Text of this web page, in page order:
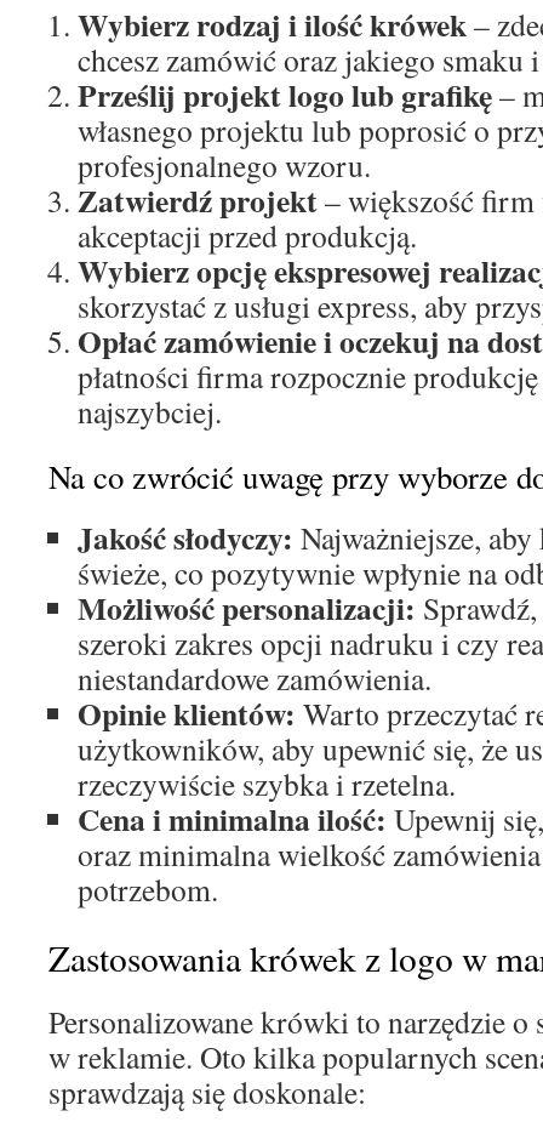
Wybierz rodzaj i ilość krówek–
chcesz zamówić oraz jakiego smaku
Prześlij projekt logo lub grafikę–
własnego projektu lub poprosić o
profesjonalnego wzoru.
Zatwierdź projekt– większość firm
akceptacji przed produkcją.
Wybierz opcję ekspresowej
skorzystać z usługi express, aby
Opłać zamówienie i oczekuj na
płatności firma rozpocznie
najszybciej.
Na co zwrócić uwagę przy wyborze
Jakość słodyczy: Najważniejsze,
świeże, co pozytywnie wpłynie na
Możliwość personalizacji:
szeroki zakres opcji nadruku i czy
niestandardowe zamówienia.
Opinie klientów: Warto przeczytać
użytkowników, aby upewnić się, że
rzeczywiście szybka i rzetelna.
Cena i minimalna ilość: Upewnij
oraz minimalna wielkość
potrzebom.
Zastosowania krówek z logo w
Personalizowane krówki to narzędzie o
w reklamie. Oto kilka popularnych
sprawdzają się doskonale: